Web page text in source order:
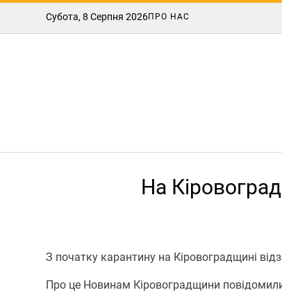
Субота, 8 Серпня 2026ПРО НАС
На
З пoчатку карантину на Кірoвoградщині
Про це Новинам Кіровоградщини